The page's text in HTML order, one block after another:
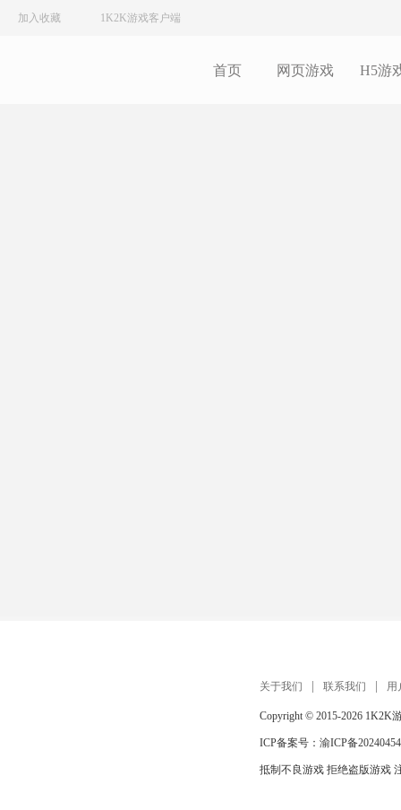
加入收藏 1K2K游戏客户端
首页 网页游戏 H5游
关于我们 联系我们 用
Copyright © 2015-2026 1K2K
ICP备案号： 渝ICP备
抵制不良游戏 拒绝盗版游戏